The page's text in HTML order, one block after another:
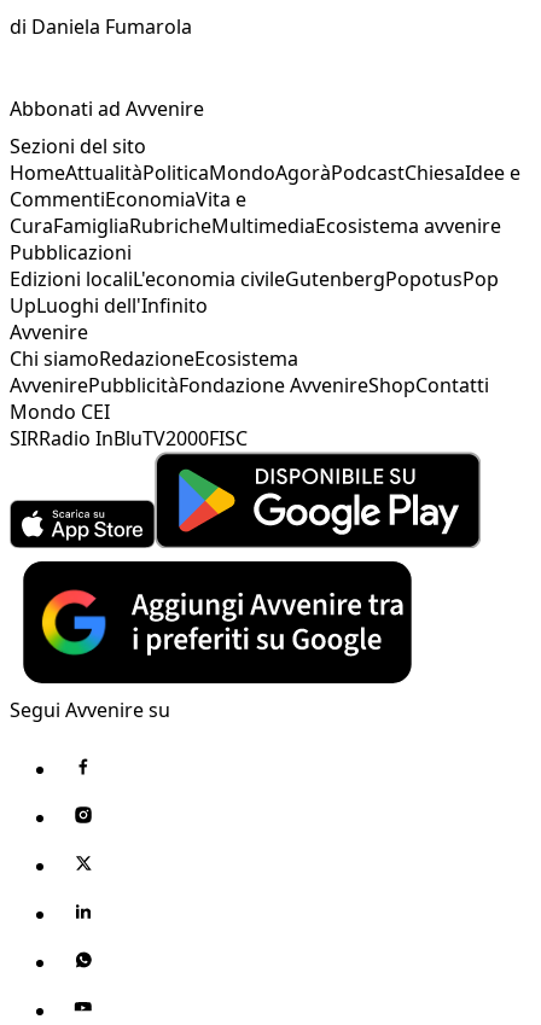
di Daniela Fumarola
Abbonati ad Avvenire
Sezioni del sito
HomeAttualitàPoliticaMondoAgoràPodcastChiesaIdee e
CommentiEconomiaVita e
CuraFamigliaRubricheMultimediaEcosistema avvenire
Pubblicazioni
Edizioni localiL'economia civileGutenbergPopotusPop
UpLuoghi dell'Infinito
Avvenire
Chi siamoRedazioneEcosistema
AvvenirePubblicitàFondazione AvvenireShopContatti
Mondo CEI
SIRRadio InBluTV2000FISC
Segui Avvenire su